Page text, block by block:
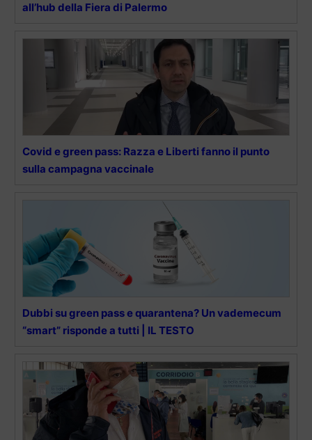
all’hub della Fiera di Palermo
Covid e green pass: Razza e Liberti fanno il punto
sulla campagna vaccinale
Dubbi su green pass e quarantena? Un vademecum
“smart” risponde a tutti | IL TESTO